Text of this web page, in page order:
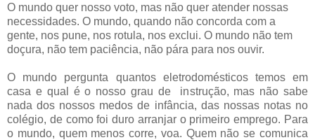
O mundo quer nosso voto, mas não quer atender nossas
necessidades. O mundo, quando não concorda com a
gente, nos pune, nos rotula, nos exclui. O mundo não tem
doçura, não tem paciência, não pára para nos ouvir.
O mundo pergunta quantos eletrodomésticos temos em
casa e qual é o nosso grau de instrução, mas não sabe
nada dos nossos medos de infância, das nossas notas no
colégio, de como foi duro arranjar o primeiro emprego. Para
o mundo, quem menos corre, voa. Quem não se comunica